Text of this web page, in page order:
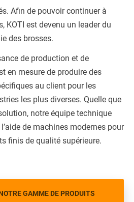
Afin de pouvoir continuer à
KOTI est devenu un leader du
des brosses.
de production et de
en mesure de produire des
au client pour les
les plus diverses. Quelle que
notre équipe technique
de machines modernes pour
finis de qualité supérieure.
GAMME DE PRODUITS